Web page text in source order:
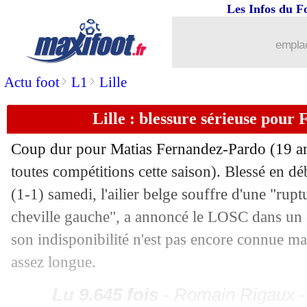
Actu foot> L1 > Lille
Les Infos du
Lille : blessure sérieuse pour
Coup dur pour Matias Fernandez-Pardo (19
toutes compétitions cette saison). Blessé en
(1-1) samedi, l'ailier belge souffre d'une
cheville gauche", a annoncé le LOSC dans
son indisponibilité n'est pas encore connue
assez longue.
Barça: Araujo aurait dit oui à la Juve
07/01 FFF
07/01 OM: Pau Lopez à Lens, 3 clubs
07/01 Real: Alaba enfin de retour dans le
Rennes: Fofana et Samba, des
07/01 PSG: Arsenal surveille Lee, mais...
07/01 Man Utd